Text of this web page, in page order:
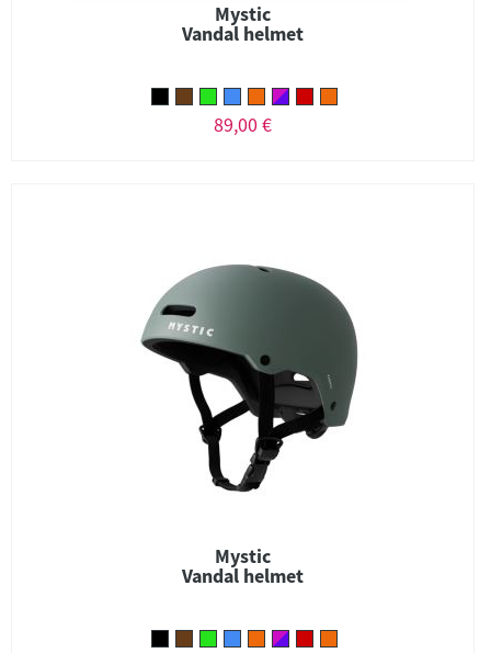
Mystic
Vandal helmet
89,00 €
Mystic
Vandal helmet